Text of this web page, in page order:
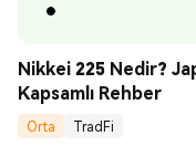
Nikkei 225 Nedir?
Kapsamlı Rehber
Orta
TradFi